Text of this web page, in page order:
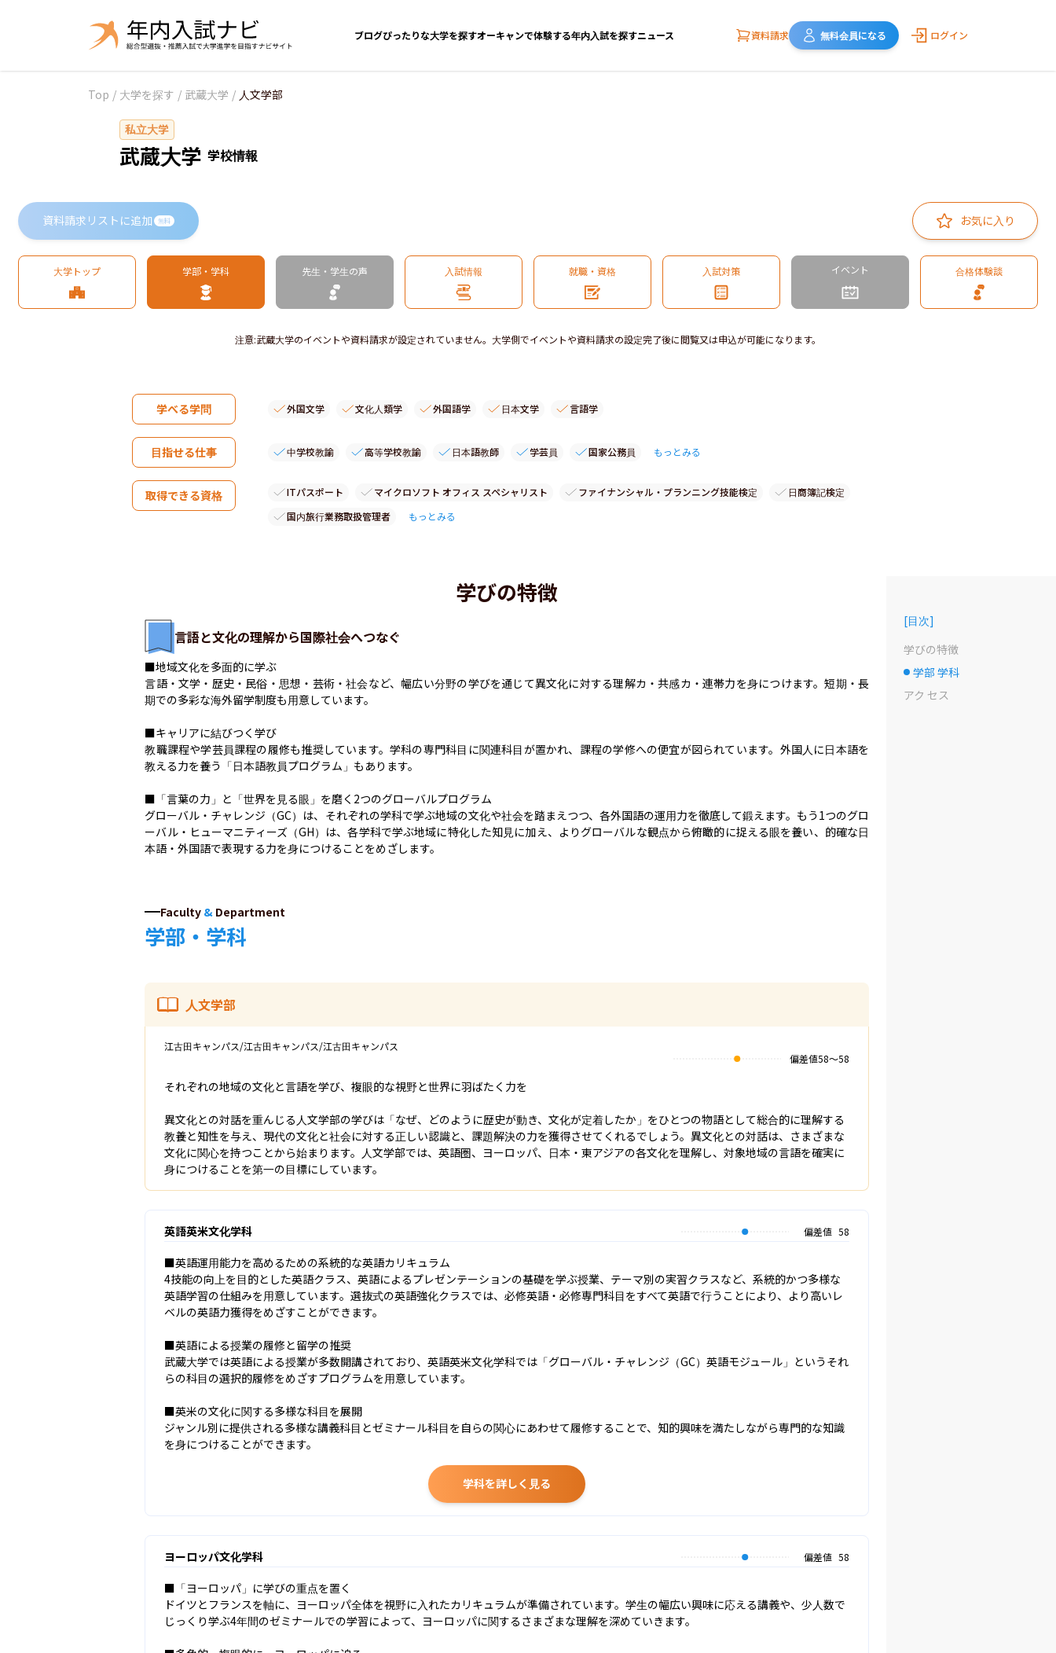
ブログぴったりな大学を探すオーキャンで体験する年内入試を探すニュース 資料請求 無料会員になる ログイン
Top / 大学を探す / 武蔵大学 / 人文学部
私立大学
武蔵大学 学校情報
資料請求リストに追加 無料 お気に入り
大学トップ 学部・学科 先生・学生の声 入試情報 就職・資格 入試対策 イベント 合格体験談
注意:武蔵大学のイベントや資料請求が設定されていません。大学側でイベントや資料請求の設定完了後に閲覧又は申込が可能になります。
学べる学問 外国文学 文化人類学 外国語学 日本文学 言語学
目指せる仕事 中学校教諭 高等学校教諭 日本語教師 学芸員 国家公務員 もっとみる
取得できる資格 ITパスポート マイクロソフト オフィス スペシャリスト ファイナンシャル・プランニング技能検定
日商簿記検定
国内旅行業務取扱管理者
もっとみる
学びの特徴
言語と文化の理解から国際社会へつなぐ
■地域文化を多面的に学ぶ
言語・文学・歴史・民俗・思想・芸術・社会など、幅広い分野の学びを通じて異文化に対する理解カ・共感カ・連帯力を身につけます。短期・長
期での多彩な海外留学制度も用意しています。
■キャリアに結びつく学び
教職課程や学芸員課程の履修も推奨しています。学科の専門科目に関連科目が置かれ、課程の学修への便宜が図られています。外国人に日本語を
教える力を養う「日本語教員プログラム」もあります。
■「言葉の力」と「世界を見る眼」を磨く2つのグローバルプログラム
グローバル・チャレンジ（GC）は、それぞれの学科で学ぶ地域の文化や社会を踏まえつつ、各外国語の運用力を徹底して鍛えます。もう1つのグロ
ーバル・ヒューマニティーズ（GH）は、各学科で学ぶ地域に特化した知見に加え、よりグローバルな観点から俯瞰的に捉える眼を養い、的確な日
本語・外国語で表現する力を身につけることをめざします。
Faculty & Department
学部・学科
人文学部
江古田キャンパス/江古田キャンパス/江古田キャンパス
偏差値58〜58
それぞれの地域の文化と言語を学び、複眼的な視野と世界に羽ばたく力を
異文化との対話を重んじる人文学部の学びは「なぜ、どのように歴史が動き、文化が定着したか」をひとつの物語として総合的に理解する
教養と知性を与え、現代の文化と社会に対する正しい認識と、課題解決の力を獲得させてくれるでしょう。異文化との対話は、さまざまな
文化に関心を持つことから始まります。人文学部では、英語圏、ヨーロッパ、日本・東アジアの各文化を理解し、対象地域の言語を確実に
身につけることを第一の目標にしています。
英語英米文化学科 偏差値 58
■英語運用能力を高めるための系統的な英語カリキュラム
4技能の向上を目的とした英語クラス、英語によるプレゼンテーションの基礎を学ぶ授業、テーマ別の実習クラスなど、系統的かつ多様な
英語学習の仕組みを用意しています。選抜式の英語強化クラスでは、必修英語・必修専門科目をすべて英語で行うことにより、より高いレ
ベルの英語力獲得をめざすことができます。
■英語による授業の履修と留学の推奨
武蔵大学では英語による授業が多数開講されており、英語英米文化学科では「グローバル・チャレンジ（GC）英語モジュール」というそれ
らの科目の選択的履修をめざすプログラムを用意しています。
■英米の文化に関する多様な科目を展開
ジャンル別に提供される多様な講義科目とゼミナール科目を自らの関心にあわせて履修することで、知的興味を満たしながら専門的な知識
を身につけることができます。
学科を詳しく見る
ヨーロッパ文化学科 偏差値 58
■「ヨーロッパ」に学びの重点を置く
ドイツとフランスを軸に、ヨーロッパ全体を視野に入れたカリキュラムが準備されています。学生の幅広い興味に応える講義や、少人数で
じっくり学ぶ4年間のゼミナールでの学習によって、ヨーロッパに関するさまざまな理解を深めていきます。
[目次]
学びの特徴
選択中のドット
学部 学科
アク セス